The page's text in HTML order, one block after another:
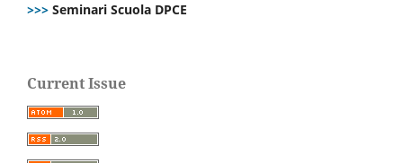
>>> Seminari Scuola DPCE
Current Issue